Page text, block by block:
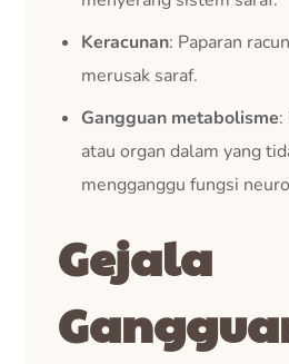
Keracunan: Paparan
merusak saraf.
Gangguan metabolisme:
atau organ dalam yang
mengganggu fungsi
Gejala